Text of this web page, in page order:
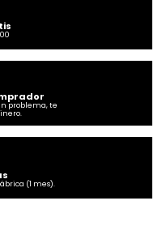
problema, te
(1 mes).